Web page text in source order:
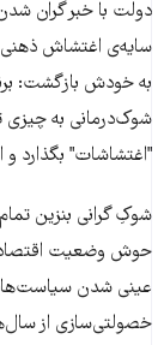
دولت با خبر گران
سایه‌ی اغتشاش ذهنی
به خودش بازگشت:
شوک‌درمانی به چیزی
"اغتشاشات" بگذارد
شوکِ گرانی بنزین
حوش وضعیت
عینی شدن
خصولتی‌سازی از